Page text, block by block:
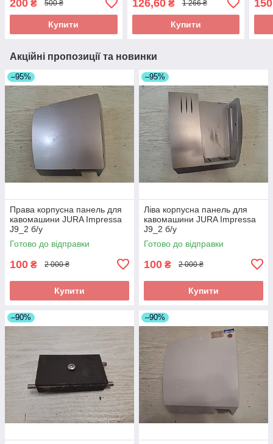
200 ₴ 500 ₴
Купити
126,60₴ 1 266 ₴
Купити
150
Акційні пропозиції та новинки
–95%
Права корпусна панель для
кавомашини JURA Impressa
J9_2 б/у
Готово до відправки
100 ₴ 2 000 ₴
Купити
–95%
Ліва корпусна панель для
кавомашини JURA Impressa
J9_2 б/у
Готово до відправки
100 ₴ 2 000 ₴
Купити
–90% –90%